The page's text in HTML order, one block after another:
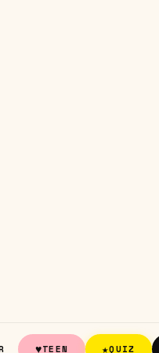
♥TEEN ★QUIZ